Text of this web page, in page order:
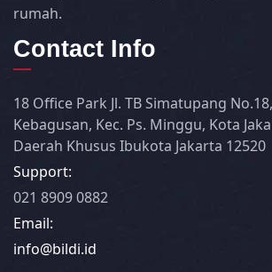
rumah.
Contact Info
18 Office Park Jl. TB Simatupang
Kebagusan, Kec. Ps. Minggu, Kota
Daerah Khusus Ibukota Jakarta 12520
Support:
021 8909 0882
Email:
info@bildi.id